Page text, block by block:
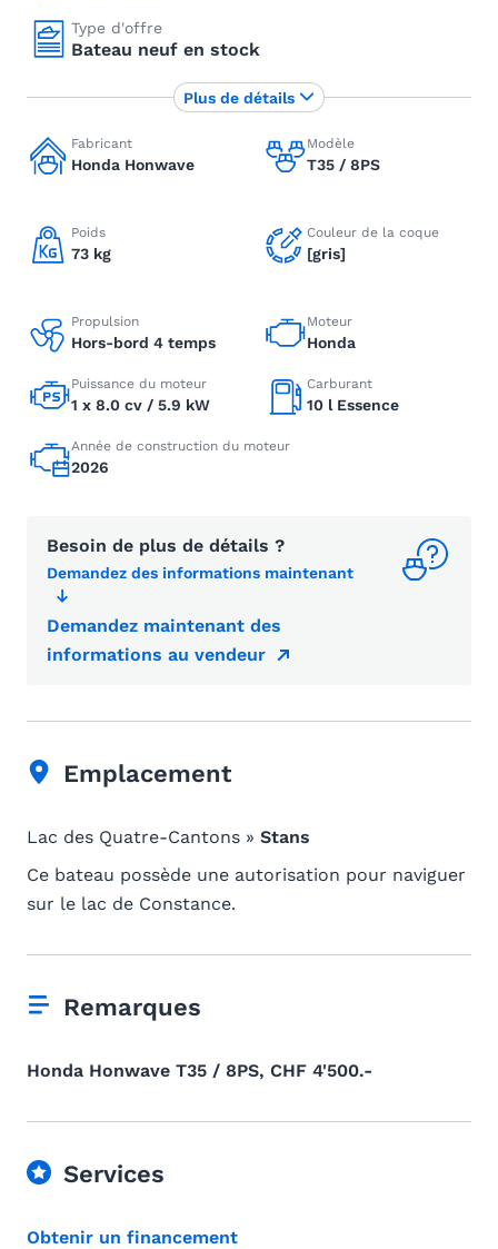
Type d'offre
Bateau neuf en stock
Fabricant
Honda Honwave
Modèle
T35 / 8PS
Poids
73 kg
Couleur de la coque
[gris]
Propulsion
Hors-bord 4 temps
Moteur
Honda
Puissance du moteur
1 x 8.0 cv / 5.9 kW
Carburant
10 l Essence
Année de construction du moteur
2026
Besoin de plus de détails ?
Demandez des informations maintenant
Demandez maintenant des
informations au vendeur
Plus de détails
Emplacement
Lac des Quatre-Cantons » Stans
Ce bateau possède une autorisation pour naviguer
sur le lac de Constance.
Remarques
Honda Honwave T35 / 8PS, CHF 4'500.-
Services
Obtenir un financement